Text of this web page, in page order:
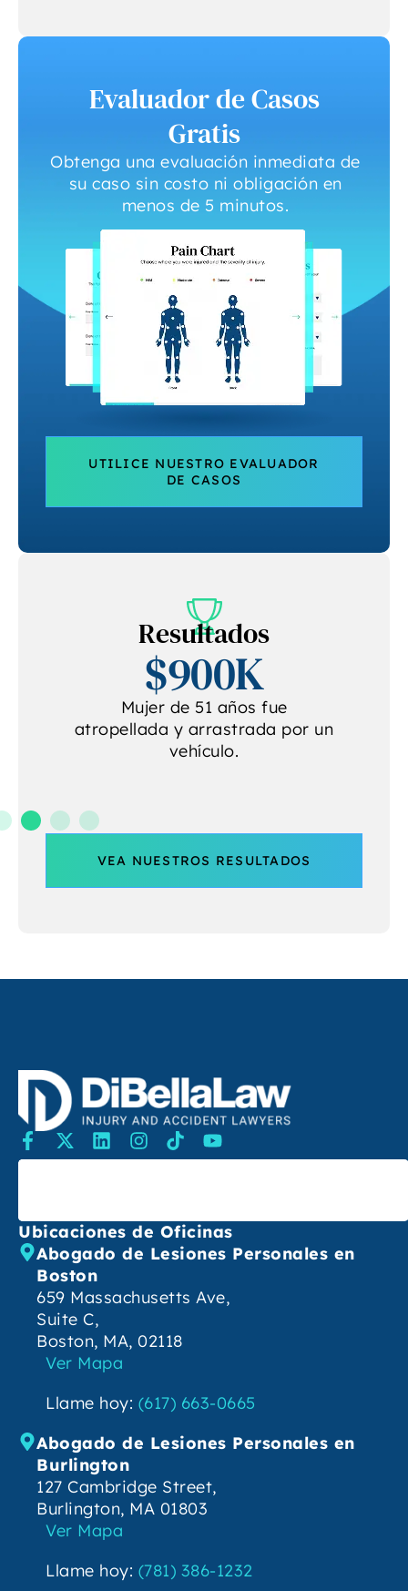
Evaluador de Casos
Gratis
Obtenga una evaluación inmediata de
su caso sin costo ni obligación en
menos de 5 minutos.
UTILICE NUESTRO EVALUADOR
DE CASOS
Resultados
$900K
Mujer de 51 años fue
atropellada y arrastrada por un
vehículo.
VEA NUESTROS RESULTADOS
Buscar
Ubicaciones de Oficinas
Abogado de Lesiones Personales en
Boston
659 Massachusetts Ave,
Suite C,
Boston, MA, 02118
Ver Mapa
Llame hoy: (617) 663-0665
Abogado de Lesiones Personales en
Burlington
127 Cambridge Street,
Burlington, MA 01803
Ver Mapa
Llame hoy: (781) 386-1232